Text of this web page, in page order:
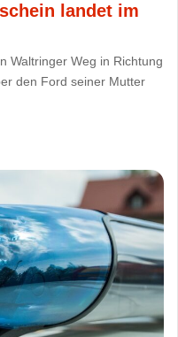
landet im
Waltringer Weg in Richtung
den Ford seiner Mutter